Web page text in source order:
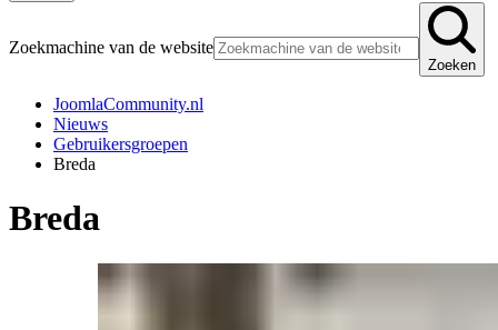
Zoekmachine van de website
Zoeken
JoomlaCommunity.nl
Nieuws
Gebruikersgroepen
Breda
Breda